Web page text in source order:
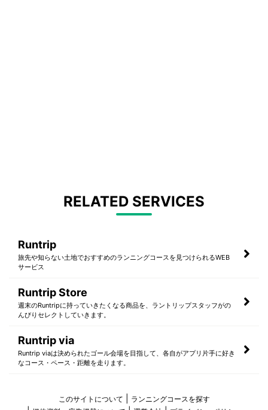
RELATED SERVICES
Runtrip
旅先や知らない土地でおすすめのランニングコースを見つけられるWEB
サービス
Runtrip Store
週末のRuntripに持っていきたくなる商品を、ラントリップスタッフがの
んびりセレクトしていきます。
Runtrip via
Runtrip viaは決められたゴール会場を目指して、各自がアプリ片手に好き
なコース・ペース・距離を走ります。
このサイトについて
ランニングコースを探す